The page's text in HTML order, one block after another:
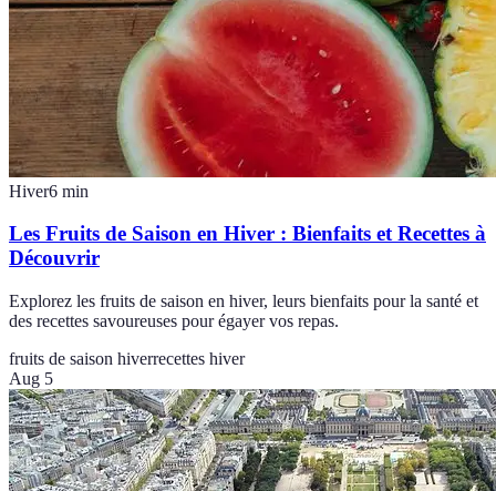
Hiver6 min
Les Fruits de Saison en Hiver : Bienfaits et Recettes à
Découvrir
Explorez les fruits de saison en hiver, leurs bienfaits pour la santé et
des recettes savoureuses pour égayer vos repas.
fruits de saison hiverrecettes hiver
Aug 5